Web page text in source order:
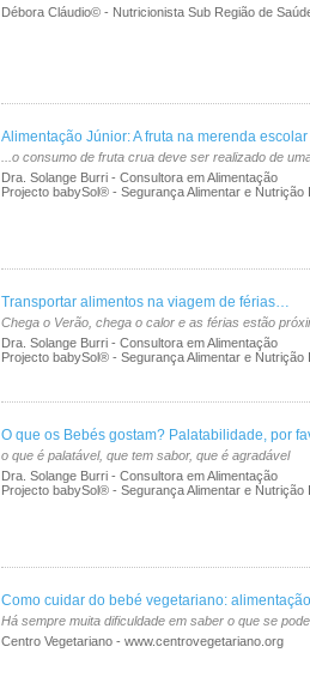
Débora Cláudio© - Nutricionista Sub Região de
Alimentação Júnior: A fruta na merenda escolar
...o consumo de fruta crua deve ser realizado de
Dra. Solange Burri - Consultora em Alimentação
Projecto babySol® - Segurança Alimentar e Nutrição
Transportar alimentos na viagem de férias…
Chega o Verão, chega o calor e as férias estão
Dra. Solange Burri - Consultora em Alimentação
Projecto babySol® - Segurança Alimentar e Nutrição
O que os Bebés gostam? Palatabilidade, por
o que é palatável, que tem sabor, que é agradável
Dra. Solange Burri - Consultora em Alimentação
Projecto babySol® - Segurança Alimentar e Nutrição
Como cuidar do bebé vegetariano:
Há sempre muita dificuldade em saber o que se
Centro Vegetariano - www.centrovegetariano.org